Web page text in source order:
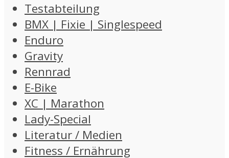
Testabteilung
BMX | Fixie | Singlespeed
Enduro
Gravity
Rennrad
E-Bike
XC | Marathon
Lady-Special
Literatur / Medien
Fitness / Ernährung